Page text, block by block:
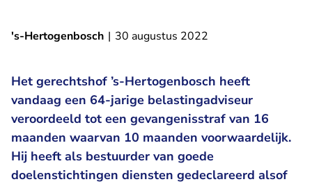
's-Hertogenbosch | 30 augustus 2022
Het gerechtshof ’s-Hertogenbosch heeft
vandaag een 64-jarige belastingadviseur
veroordeeld tot een gevangenisstraf van 16
maanden waarvan 10 maanden voorwaardelijk.
Hij heeft als bestuurder van goede
doelenstichtingen diensten gedeclareerd alsof